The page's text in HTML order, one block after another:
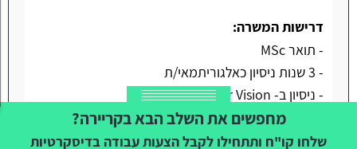
דרישות המשרה:
- תואר MSc
- 3 שנות ניסיון כאלגוריתמאי/ת
- ניסיון ב- Computer Vision
- ניסיון ב-++Cמחפשים את השלב הבא בקריירה?
שלחו קו"ח ותתחילו לקבל הצעות עבודה בדיסקרטיות